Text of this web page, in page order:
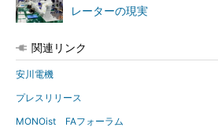
レーターの現実
関連リンク
安川電機
プレスリリース
MONOist FAフォーラム